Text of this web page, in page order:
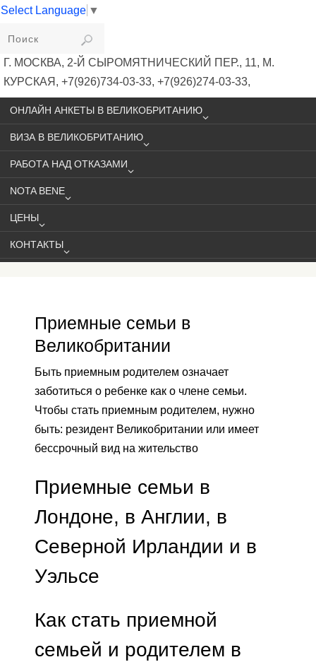
Select Language ▼
VIKIVISA
Г. МОСКВА, 2-Й СЫРОМЯТНИЧЕСКИЙ ПЕР., 11, М.
КУРСКАЯ, +7(926)734-03-33, +7(926)274-03-33,
VISA@VIKIVISA.RU
ОНЛАЙН АНКЕТЫ В ВЕЛИКОБРИТАНИЮ
ВИЗА В ВЕЛИКОБРИТАНИЮ
РАБОТА НАД ОТКАЗАМИ
NOTA BENE
ЦЕНЫ
КОНТАКТЫ
Приемные семьи в
Великобритании
Быть приемным родителем означает
заботиться о ребенке как о члене семьи.
Чтобы стать приемным родителем, нужно
быть: резидент Великобритании или имеет
бессрочный вид на жительство
Приемные семьи в
Лондоне, в Англии, в
Северной Ирландии и в
Уэльсе
Как стать приемной
семьей и родителем в